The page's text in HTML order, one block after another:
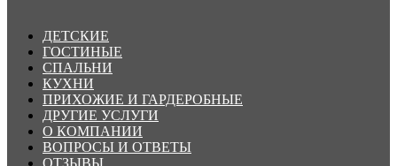
ДЕТСКИЕ
ГОСТИНЫЕ
СПАЛЬНИ
КУХНИ
ПРИХОЖИЕ И ГАРДЕРОБНЫЕ
ДРУГИЕ УСЛУГИ
О КОМПАНИИ
ВОПРОСЫ И ОТВЕТЫ
ОТЗЫВЫ